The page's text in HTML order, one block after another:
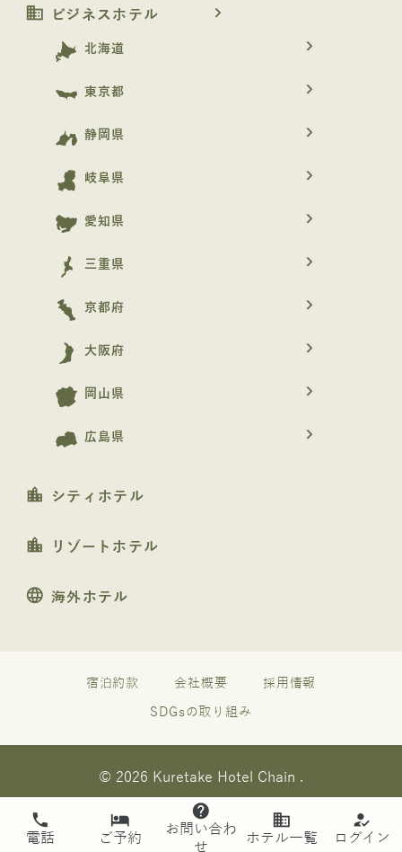
business ビジネスホテル navigate_next
北海道 navigate_next
東京都 navigate_next
静岡県 navigate_next
岐阜県 navigate_next
愛知県 navigate_next
三重県 navigate_next
京都府 navigate_next
大阪府 navigate_next
岡山県 navigate_next
広島県 navigate_next
location_city シティホテル
location_city リゾートホテル
language 海外ホテル
宿泊約款 会社概要 採用情報
SDGsの取り組み
© 2026 Kuretake Hotel Chain .
phone
電話
hotel
ご予約
help
お問い合わ
せ
business
ホテル一覧
how_to_reg
ログイン